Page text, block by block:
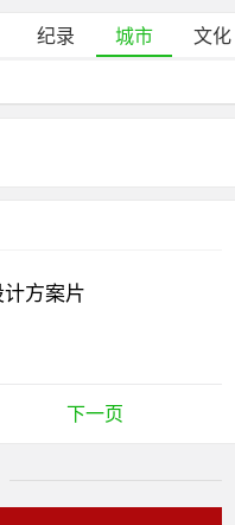
纪录 城市
文化
方案片
下一页